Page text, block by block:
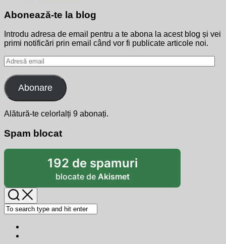
Abonează-te la blog
Introdu adresa de email pentru a te abona la acest blog și vei
primi notificări prin email când vor fi publicate articole noi.
Adresă
email
Abonare
Alătură-te celorlalți 9 abonați.
Spam blocat
192 de spamuri
blocate de Akismet